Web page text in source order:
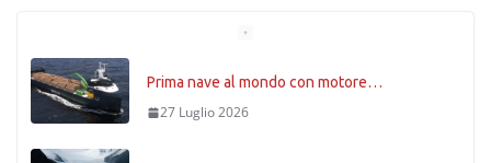
Prima nave al mondo con motore…
27 Luglio 2026